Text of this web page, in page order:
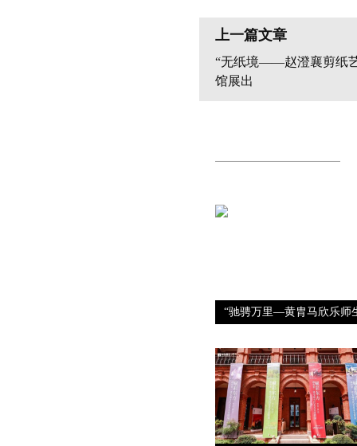
上一篇文章
“无纸境——赵澄襄剪纸
馆展出
“驰骋万里—黄胄马欣乐师